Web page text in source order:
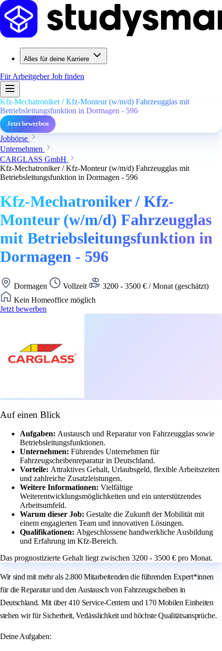
Alles für deine Karriere
Für ArbeitgeberJob finden
Kfz-Mechatroniker / Kfz-Monteur (w/m/d) Fahrzeugglas mit
Betriebsleitungsfunktion in Dormagen - 596
Jetzt bewerben
Jobbörse
Unternehmen
CARGLASS GmbH
Kfz-Mechatroniker / Kfz-Monteur (w/m/d) Fahrzeugglas mit
Betriebsleitungsfunktion in Dormagen - 596
Kfz-Mechatroniker / Kfz-
Monteur (w/m/d) Fahrzeugglas
mit Betriebsleitungsfunktion in
Dormagen - 596
Dormagen Vollzeit
3200 - 3500 € / Monat (geschätzt)
Kein Homeoffice möglich
Jetzt bewerben
Auf einen Blick
Aufgaben: Austausch und Reparatur von Fahrzeugglas sowie
Betriebsleitungsfunktionen.
Unternehmen: Führendes Unternehmen für
Fahrzeugscheibenreparatur in Deutschland.
Vorteile: Attraktives Gehalt, Urlaubsgeld, flexible Arbeitszeiten
und zahlreiche Zusatzleistungen.
Weitere Informationen: Vielfältige
Weiterentwicklungsmöglichkeiten und ein unterstützendes
Arbeitsumfeld.
Warum dieser Job: Gestalte die Zukunft der Mobilität mit
einem engagierten Team und innovativen Lösungen.
Qualifikationen: Abgeschlossene handwerkliche Ausbildung
und Erfahrung im Kfz-Bereich.
Das prognostizierte Gehalt liegt zwischen 3200 - 3500 € pro Monat.
Wir sind mit mehr als 2.800 Mitarbeitenden die führenden Expert*innen
für die Reparatur und den Austausch von Fahrzeugscheiben in
Deutschland. Mit über 410 Service-Centern und 170 Mobilen Einheiten
stehen wir für Sicherheit, Verlässlichkeit und höchste Qualitätsansprüche.
Deine Aufgaben: